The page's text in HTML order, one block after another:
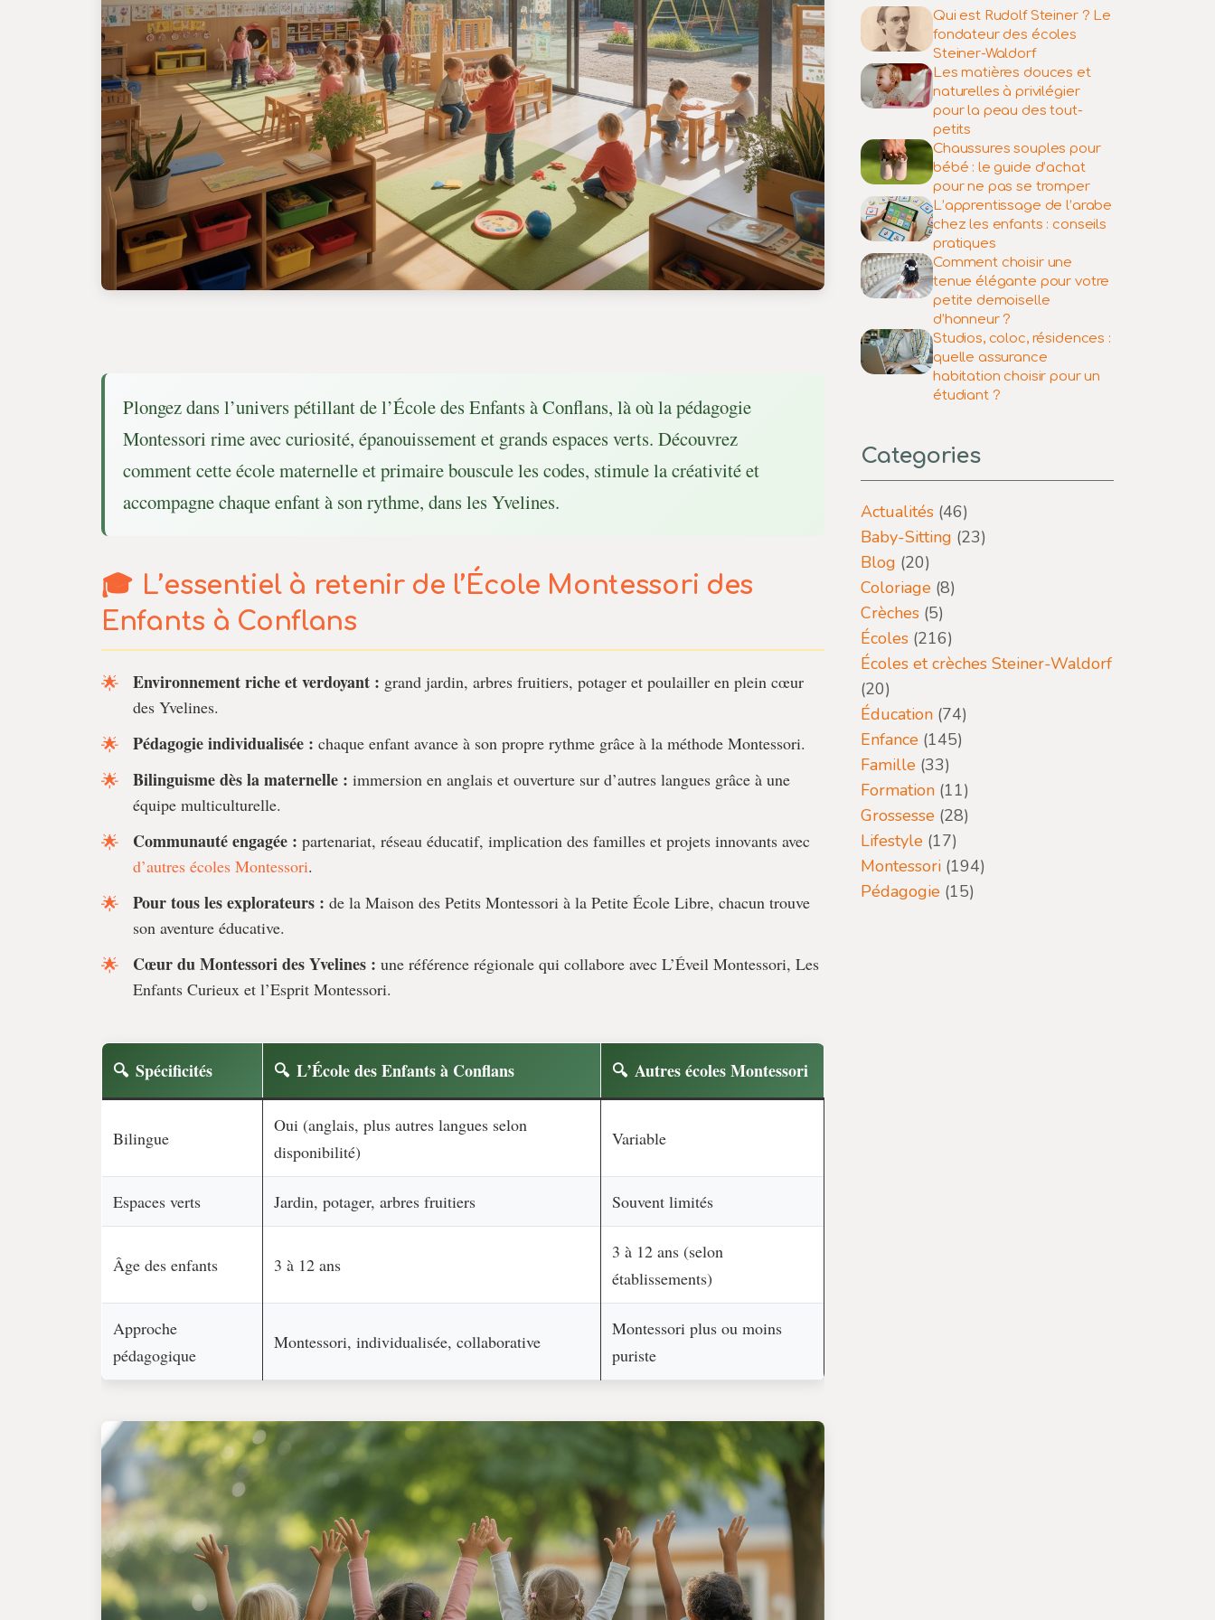
Plongez dans l’univers pétillant de l’École des Enfants à Conflans, là où la pédagogie
Montessori rime avec curiosité, épanouissement et grands espaces verts. Découvrez
comment cette école maternelle et primaire bouscule les codes, stimule la créativité et
accompagne chaque enfant à son rythme, dans les Yvelines.
L’essentiel à retenir de l’École Montessori des
Enfants à Conflans
Environnement riche et verdoyant : grand jardin, arbres fruitiers, potager et poulailler en plein cœur
des Yvelines.
Pédagogie individualisée : chaque enfant avance à son propre rythme grâce à la méthode Montessori.
Bilinguisme dès la maternelle : immersion en anglais et ouverture sur d’autres langues grâce à une
équipe multiculturelle.
Communauté engagée : partenariat, réseau éducatif, implication des familles et projets innovants avec
d’autres écoles Montessori.
Pour tous les explorateurs : de la Maison des Petits Montessori à la Petite École Libre, chacun trouve
son aventure éducative.
Cœur du Montessori des Yvelines : une référence régionale qui collabore avec L’Éveil Montessori, Les
Enfants Curieux et l’Esprit Montessori.
Spécificités L’École des Enfants à Conflans Autres écoles Montessori
Bilingue
Oui (anglais, plus autres langues selon
disponibilité)
Variable
Espaces verts Jardin, potager, arbres fruitiers Souvent limités
Âge des enfants 3 à 12 ans
3 à 12 ans (selon
établissements)
Approche
pédagogique
Montessori, individualisée, collaborative
Montessori plus ou moins
puriste
Qui est Rudolf Steiner ? Le
fondateur des écoles
Steiner-Waldorf
Les matières douces et
naturelles à privilégier
pour la peau des tout-
petits
Chaussures souples pour
bébé : le guide d’achat
pour ne pas se tromper
L’apprentissage de l’arabe
chez les enfants : conseils
pratiques
Comment choisir une
tenue élégante pour votre
petite demoiselle
d’honneur ?
Studios, coloc, résidences :
quelle assurance
habitation choisir pour un
étudiant ?
Categories
Actualités (46)
Baby-Sitting (23)
Blog (20)
Coloriage (8)
Crèches (5)
Écoles (216)
Écoles et crèches Steiner-Waldorf
(20)
Éducation (74)
Enfance (145)
Famille (33)
Formation (11)
Grossesse (28)
Lifestyle (17)
Montessori (194)
Pédagogie (15)